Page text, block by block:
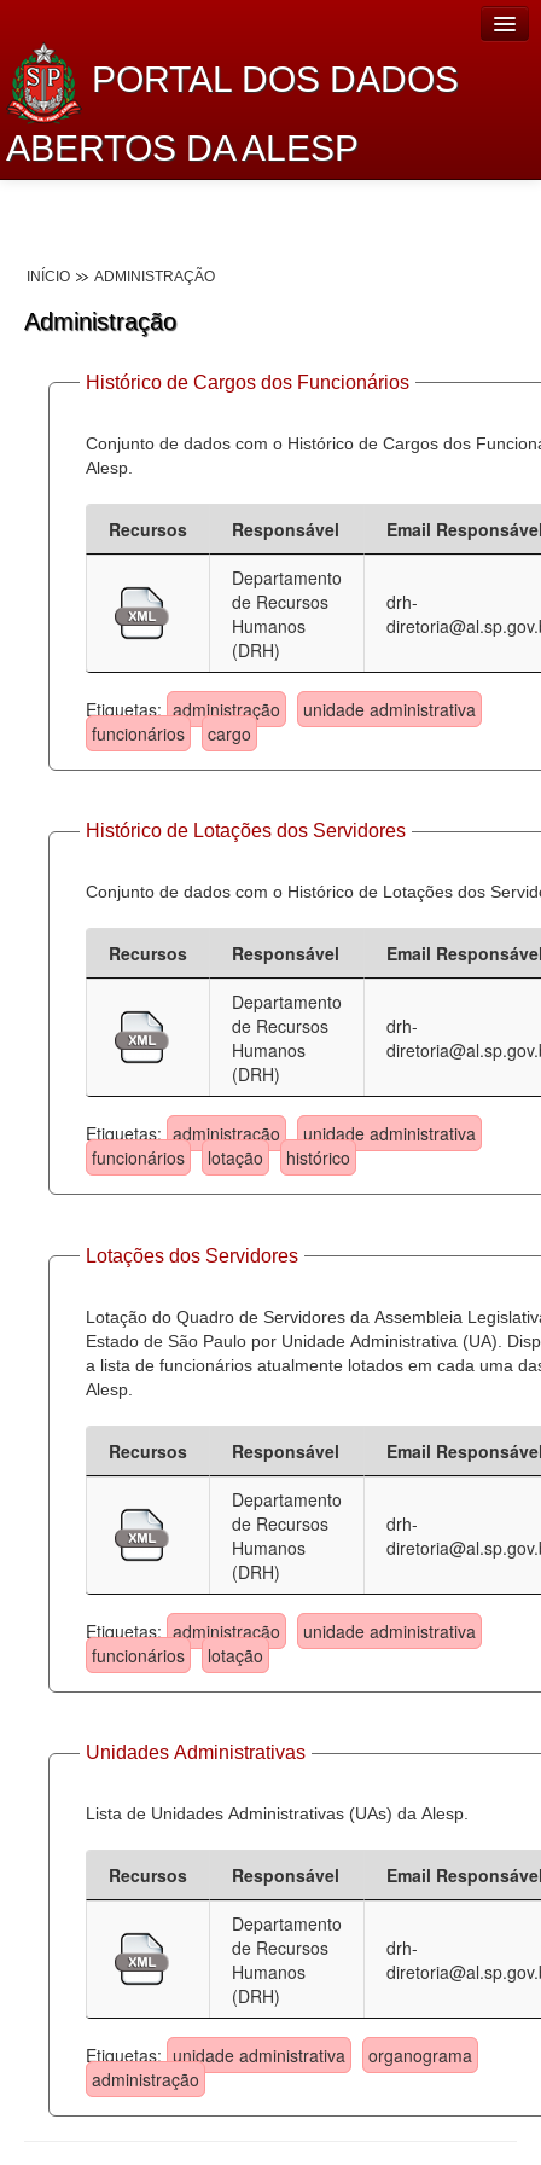
PORTAL DOS DADOS
ABERTOS DA ALESP
Dados Abertos Alesp
Lei de Acesso à Informação
Dados Governamentais Abertos
Planejamento
Catálogo de dados
Processo Legislativo
Administração
Legislação
Agenda
Perguntas frequentes
Contato
INÍCIO ADMINISTRAÇÃO
Administração
Histórico de Cargos dos Funcionários
Conjunto de dados com o Histórico de Cargos dos
Alesp.
Recursos Responsável
Email
Departamento
de Recursos
Humanos
(DRH)
drh-
Etiquetas: administração
unidade administrativa
funcionários
cargo
Histórico de Lotações dos Servidores
Conjunto de dados com o Histórico de Lotações dos
Recursos Responsável
Email
Departamento
de Recursos
Humanos
(DRH)
drh-
Etiquetas: administração
unidade administrativa
funcionários
lotação histórico
Lotações dos Servidores
Lotação do Quadro de Servidores da Assembleia
Estado de São Paulo por Unidade Administrativa (UA).
a lista de funcionários atualmente lotados em cada uma
Alesp.
Recursos Responsável
Email
Departamento
de Recursos
Humanos
(DRH)
drh-
Etiquetas: administração
unidade administrativa
funcionários
lotação
Unidades Administrativas
Lista de Unidades Administrativas (UAs) da Alesp.
Recursos Responsável
Email
Departamento
de Recursos
Humanos
(DRH)
drh-
Etiquetas: unidade administrativa
organograma
administração